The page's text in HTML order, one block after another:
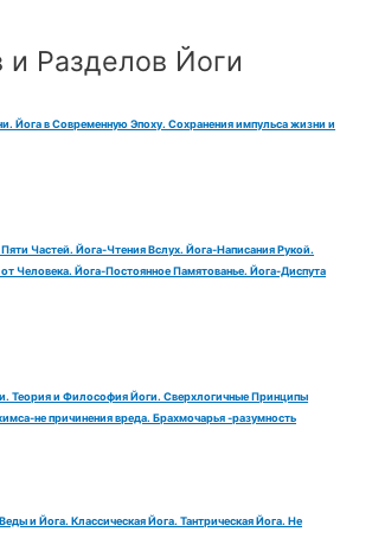
и Разделов Йоги
Йога в Современную Эпоху. Сохранения импульса жизни и
Частей. Йога-Чтения Вслух. Йога-Написания Рукой.
Человека. Йога-Постоянное Памятованье. Йога-Диспута
Теория и Философия Йоги. Сверхлогичные Принципы
не причинения вреда. Брахмочарья -разумность
и Йога. Классическая Йога. Тантрическая Йога. Не